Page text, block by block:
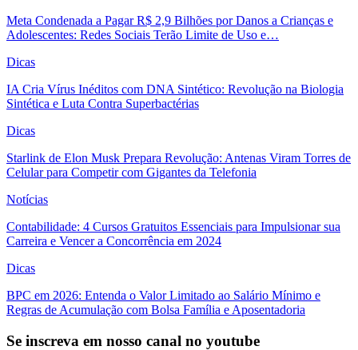
Meta Condenada a Pagar R$ 2,9 Bilhões por Danos a Crianças e
Adolescentes: Redes Sociais Terão Limite de Uso e…
Dicas
IA Cria Vírus Inéditos com DNA Sintético: Revolução na Biologia
Sintética e Luta Contra Superbactérias
Dicas
Starlink de Elon Musk Prepara Revolução: Antenas Viram Torres de
Celular para Competir com Gigantes da Telefonia
Notícias
Contabilidade: 4 Cursos Gratuitos Essenciais para Impulsionar sua
Carreira e Vencer a Concorrência em 2024
Dicas
BPC em 2026: Entenda o Valor Limitado ao Salário Mínimo e
Regras de Acumulação com Bolsa Família e Aposentadoria
Se inscreva em nosso canal no youtube